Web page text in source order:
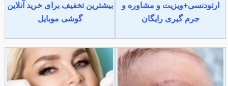
ارتودنسی+ویزیت و مشاوره و
جرم گیری رایگان
بیشترین تخفیف برای خرید آنلاین
گوشی موبایل